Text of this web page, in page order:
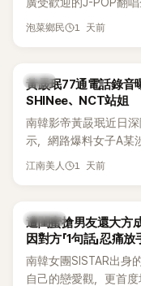
獲選為第三首翻唱歌曲
泡菜鄉民 1 天前
韓星
黃晸珉77通電話錄音
SHINee、NCT站姐
南韓影帝黃晸珉近日
示，網路爆料女子A某
行動。不過，A並未停
的錄音內容，而A也首
像團體的「站姐」，事
江南美人 1 天前
K-POP
遭閨蜜搶男友還大方
因對方「1句話」忍痛放
南韓女團SISTAR出身
自己的戀愛觀，更首